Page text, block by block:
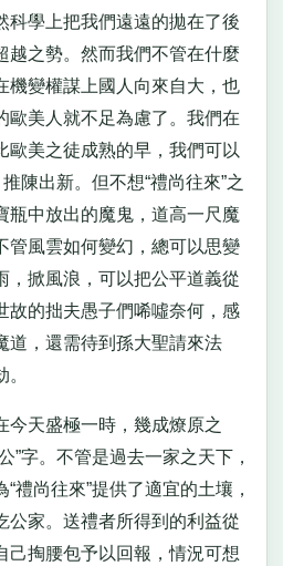
科學上把我們遠遠的拋在了後
越之勢。然而我們不管在什麼
機變權謀上國人向來自大，也
歐美人就不足為慮了。我們在
歐美之徒成熟的早，我們可以
陳出新。但不想“禮尚往來”之
瓶中放出的魔鬼，道高一尺魔
管風雲如何變幻，總可以思變
，掀風浪，可以把公平道義從
故的拙夫愚子們唏噓奈何，感
道，還需待到孫大聖請來法
天盛極一時，幾成燎原之
”字。不管是過去一家之天下，
禮尚往來”提供了適宜的土壤，
公家。送禮者所得到的利益從
己掏腰包予以回報，情況可想